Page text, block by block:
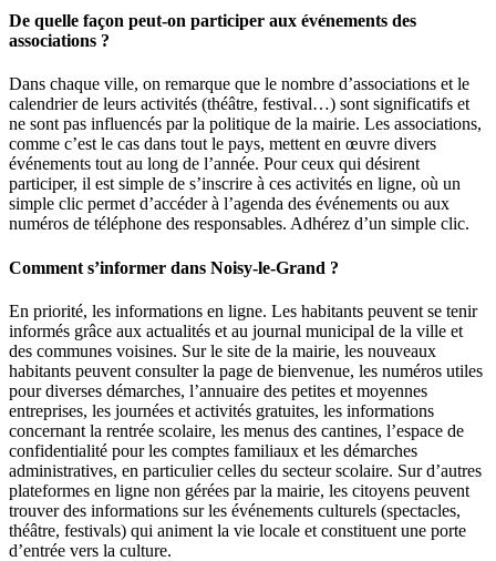
De quelle façon peut-on participer aux événements des
associations ?
Dans chaque ville, on remarque que le nombre d’associations et le
calendrier de leurs activités (théâtre, festival…) sont significatifs et
ne sont pas influencés par la politique de la mairie. Les associations,
comme c’est le cas dans tout le pays, mettent en œuvre divers
événements tout au long de l’année. Pour ceux qui désirent
participer, il est simple de s’inscrire à ces activités en ligne, où un
simple clic permet d’accéder à l’agenda des événements ou aux
numéros de téléphone des responsables. Adhérez d’un simple clic.
Comment s’informer dans Noisy-le-Grand ?
En priorité, les informations en ligne. Les habitants peuvent se tenir
informés grâce aux actualités et au journal municipal de la ville et
des communes voisines. Sur le site de la mairie, les nouveaux
habitants peuvent consulter la page de bienvenue, les numéros utiles
pour diverses démarches, l’annuaire des petites et moyennes
entreprises, les journées et activités gratuites, les informations
concernant la rentrée scolaire, les menus des cantines, l’espace de
confidentialité pour les comptes familiaux et les démarches
administratives, en particulier celles du secteur scolaire. Sur d’autres
plateformes en ligne non gérées par la mairie, les citoyens peuvent
trouver des informations sur les événements culturels (spectacles,
théâtre, festivals) qui animent la vie locale et constituent une porte
d’entrée vers la culture.